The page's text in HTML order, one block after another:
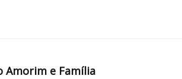
Amorim e Família